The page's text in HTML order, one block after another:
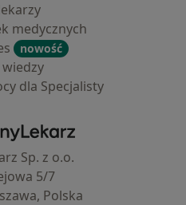
medycznych
nowość
wiedzy
dla Specjalisty
ZnanyLekarz - Strona główna
Sp. z o.o.
5/7
Polska